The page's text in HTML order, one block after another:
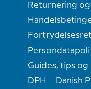
Returnering
Guides, tips og
DPH – Danish